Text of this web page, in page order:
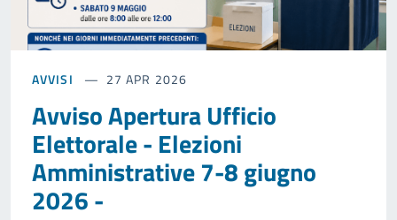
AVVISI 27 APR 2026
Avviso Apertura Ufficio
Elettorale - Elezioni
Amministrative 7-8 giugno
2026 -